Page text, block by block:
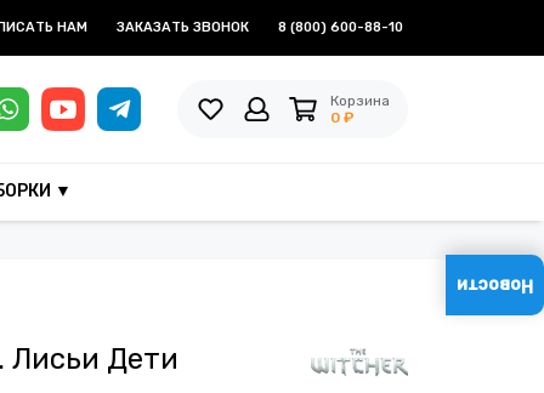
НАМ ЗАКАЗАТЬ ЗВОНОК 8 (800) 600-88-10
Корзина
0 ₽
▼
Лисьи Дети
Новости